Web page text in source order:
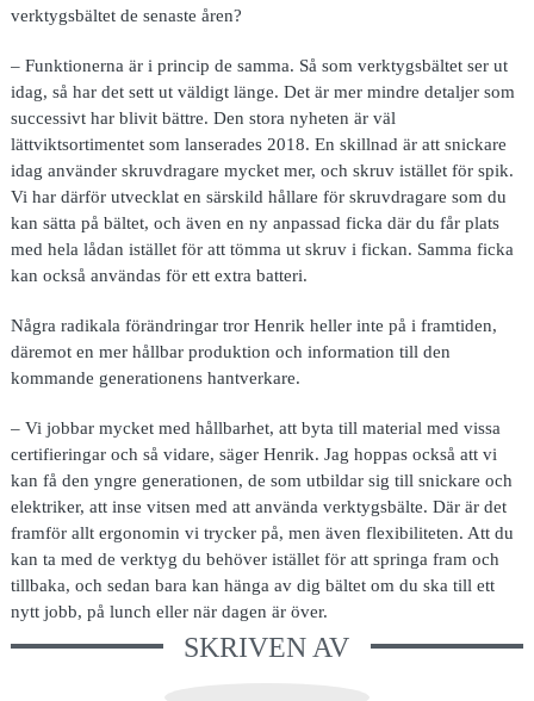
verktygsbältet de senaste åren?
– Funktionerna är i princip de samma. Så som verktygsbältet ser ut
idag, så har det sett ut väldigt länge. Det är mer mindre detaljer som
successivt har blivit bättre. Den stora nyheten är väl
lättviktsortimentet som lanserades 2018. En skillnad är att snickare
idag använder skruvdragare mycket mer, och skruv istället för spik.
Vi har därför utvecklat en särskild hållare för skruvdragare som du
kan sätta på bältet, och även en ny anpassad ficka där du får plats
med hela lådan istället för att tömma ut skruv i fickan. Samma ficka
kan också användas för ett extra batteri.
Några radikala förändringar tror Henrik heller inte på i framtiden,
däremot en mer hållbar produktion och information till den
kommande generationens hantverkare.
– Vi jobbar mycket med hållbarhet, att byta till material med vissa
certifieringar och så vidare, säger Henrik. Jag hoppas också att vi
kan få den yngre generationen, de som utbildar sig till snickare och
elektriker, att inse vitsen med att använda verktygsbälte. Där är det
framför allt ergonomin vi trycker på, men även flexibiliteten. Att du
kan ta med de verktyg du behöver istället för att springa fram och
tillbaka, och sedan bara kan hänga av dig bältet om du ska till ett
nytt jobb, på lunch eller när dagen är över.
SKRIVEN AV